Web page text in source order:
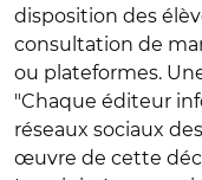
disposition des
consultation de
ou plateformes.
"Chaque éditeur
réseaux sociaux
œuvre de cette